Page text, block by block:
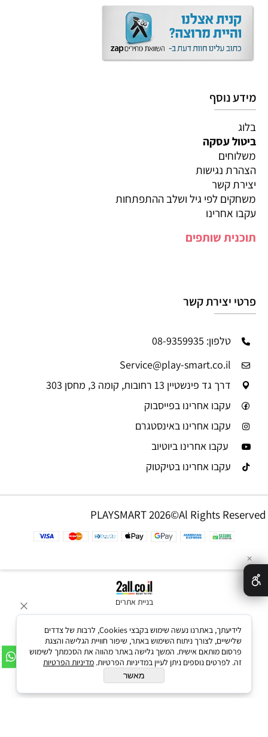
מידע נוסף
בלוג
ביטול עסקה
משלוחים
הצהרת נגישות
יצירת קשר
משחקים לפי גיל ושלב ההתפתחות
עקבו אחרינו
תוכנית שותפים
פרטי יצירת קשר
טלפון: 08-9359935
Service@play-smart.co.il
דרך גד פינשטיין 13 רחובות, קומה 3, מחסן 303
עקבו אחרינו בפייסבוק
עקבו אחרינו באינסטגרם
עקבו אחרינו ביוטיוב
עקבו אחרינו בטיקטוק
PLAYSMART 2026©Al Rights Reserved
בניית אתרים
✕
לידיעתך, באתרנו נעשה שימוש בקבצי Cookies, לרבות של צדדים
שלישיים, לצורך ניתוח השימוש באתר, שיפור חוויית הגלישה והצגת
פרסום מותאם אישית. המשך גלישה באתר מהווה את הסכמתך לשימוש
זה. לפרטים נוספים ניתן לעיין במדיניות הפרטיות. מדיניות הפרטיות
מאשר